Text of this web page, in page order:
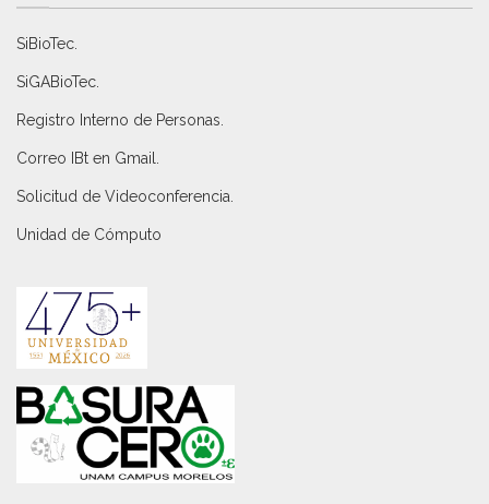
SiBioTec
SiGABioTec.
Registro Interno de Personas
Correo IBt en Gmail
Solicitud de Videoconferencia.
Unidad de Cómputo